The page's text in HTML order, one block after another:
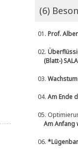
(6)
01. Prof.
02.
(Blatt-)
03. Wachstum
04. Am Ende
05.
Am Anfang
06.